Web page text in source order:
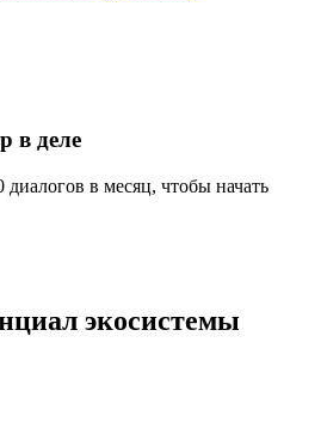
в деле
в месяц, чтобы начать
экосистемы